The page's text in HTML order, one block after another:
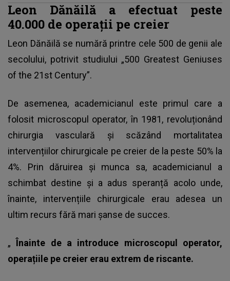
Leon Dănăilă a efectuat peste
40.000 de operații pe creier
Leon Dănăilă se numără printre cele 500 de genii ale
secolului, potrivit studiului „500 Greatest Geniuses
of the 21st Century”.
De asemenea, academicianul este primul care a
folosit microscopul operator, în 1981, revoluționând
chirurgia vasculară și scăzând mortalitatea
intervențiilor chirurgicale pe creier de la peste 50% la
4%. Prin dăruirea și munca sa, academicianul a
schimbat destine și a adus speranță acolo unde,
înainte, intervențiile chirurgicale erau adesea un
ultim recurs fără mari șanse de succes.
„ Înainte de a introduce microscopul operator,
operațiile pe creier erau extrem de riscante.